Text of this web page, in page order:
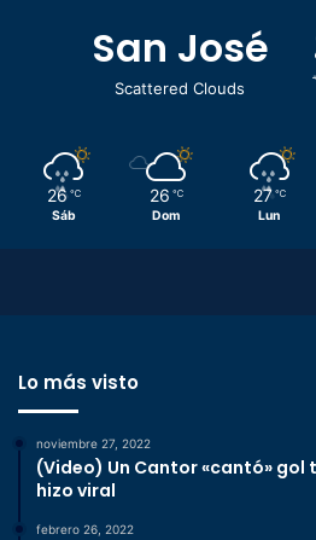
San José
Scattered Clouds
26 ℃
Sáb
26 ℃
Dom
27 ℃
Lun
Lo más visto
noviembre 27, 2022
(Video) Un Cantor «cantó» gol
hizo viral
febrero 26, 2022